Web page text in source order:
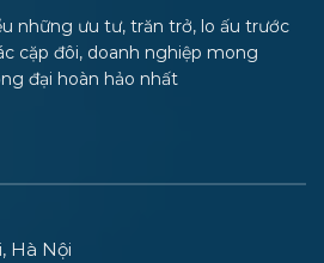
những ưu tư, trăn trở, lo ấu trước
cặp đôi, doanh nghiệp mong
đại hoàn hảo nhất
Hà Nội